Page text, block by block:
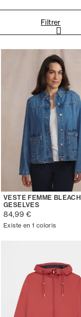
Filtrer
VESTE FEMME BLEACH
GESELVES
84,99 €
Existe en 1 coloris